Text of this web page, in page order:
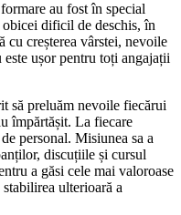
au fost în special
obicei dificil de deschis, în
cu creșterea vârstei, nevoile
ușor pentru toți angajații
să preluăm nevoile fiecărui
împărtășit. La fiecare
personal. Misiunea sa a
discuțiile și cursul
a găsi cele mai valoroase
ulterioară a